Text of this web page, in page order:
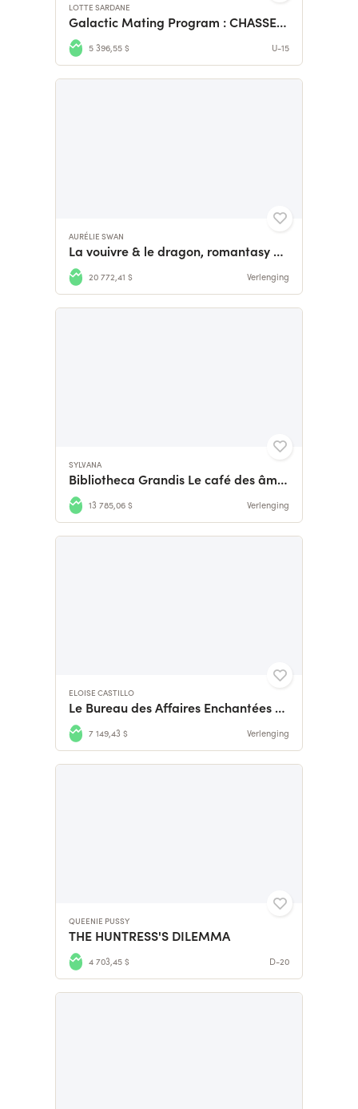
LOTTE SARDANE
Galactic Mating Program : CHASSE SAUVAGE
5 396,55 $ U-15
AURÉLIE SWAN
La vouivre & le dragon, romantasy one-shot
20 772,41 $ Verlenging
SYLVANA
Bibliotheca Grandis Le café des âmes perdues Tome 1
13 785,06 $ Verlenging
ELOISE CASTILLO
Le Bureau des Affaires Enchantées - Edition Reliée Collector
7 149,43 $ Verlenging
QUEENIE PUSSY
THE HUNTRESS'S DILEMMA
4 703,45 $ D-20